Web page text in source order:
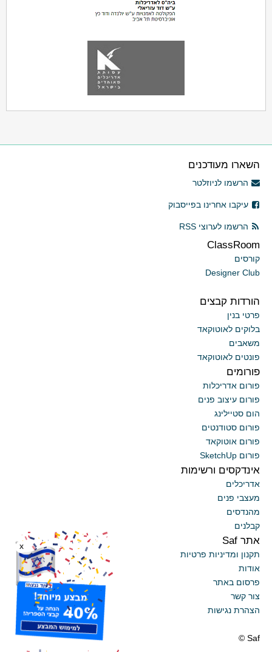
השארו מעודכנים
הרשמו לניוזלטר
עיקבו אחרינו בפייסבוק
הרשמו לערוצי RSS
ClassRoom
קורסים
Designer Club
הורדות קבצים
פרטי בנין
בלוקים לאוטוקאד
משאבים
פונטים לאוטוקאד
פורומים
פורום אדריכלות
פורום עיצוב פנים
הום סטיילינג
פורום סטודנטים
פורום אוטוקאד
פורום SketchUp
אינדקסים ורשימות
אדריכלים
מעצבי פנים
מהנדסים
קבלנים
אתר Saf
תקנון ומדיניות פרטיות
אודות
פרסום באתר
צור קשר
הצהרת נגישות
Saf ©
x